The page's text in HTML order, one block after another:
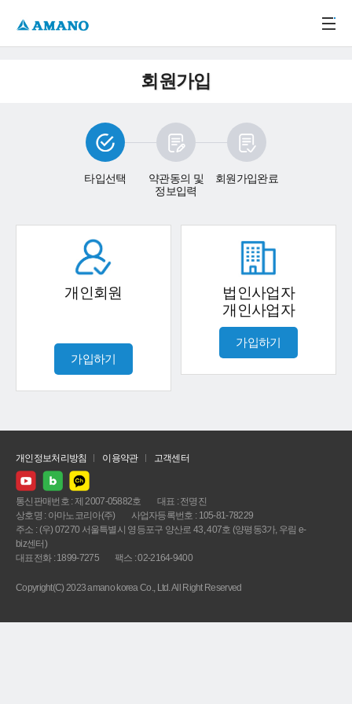
회원가입
타입선택
약관동의 및
정보입력
회원가입완료
개인회원
가입하기
법인사업자
개인사업자
가입하기
개인정보처리방침 이용약관 고객센터
통신판매번호 : 제 2007-05882호
대표 : 전명진
상호명 : 아마노코리아(주)
사업자등록번호 : 105-81-78229
주소 : (우) 07270 서울특별시 영등포구 양산로 43, 407호 (양평동3가, 우림 e-
biz센터)
대표전화 : 1899-7275
팩스 : 02-2164-9400
Copyright(C) 2023 amano korea Co., Ltd. All Right Reserved